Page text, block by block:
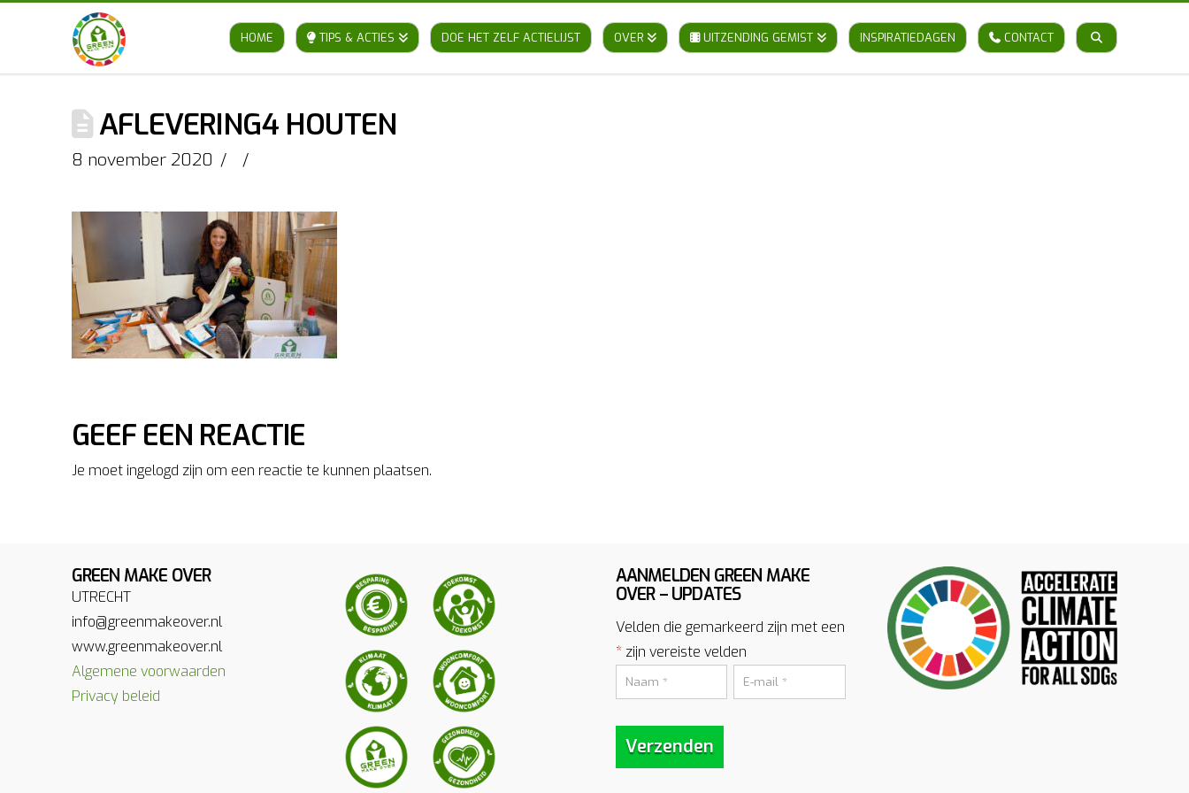
HOME TIPS & ACTIES DOE HET ZELF ACTIELIJST OVER UITZENDING GEMIST INSPIRATIEDAGEN CONTACT
AFLEVERING4 HOUTEN
8 november 2020
GEEF EEN REACTIE
Je moet ingelogd zijn om een reactie te kunnen plaatsen.
GREEN MAKE OVER
UTRECHT
info@greenmakeover.nl
www.greenmakeover.nl
Algemene voorwaarden
Privacy beleid
AANMELDEN GREEN MAKE
OVER – UPDATES
Velden die gemarkeerd zijn met een
*zijn vereiste velden